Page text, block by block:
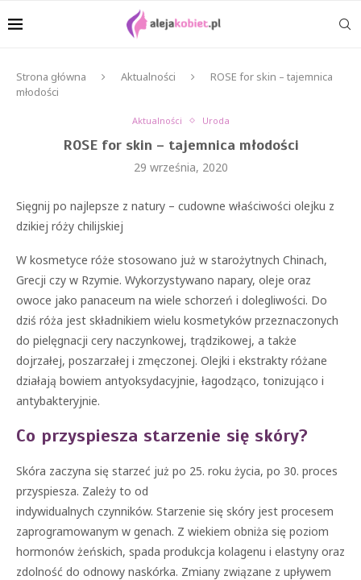
Strona główna Aktualności
ROSE for skin – tajemnica
młodości
Aktualności Uroda
ROSE for skin – tajemnica młodości
29 września, 2020
Sięgnij po najlepsze z natury – cudowne właściwości olejku z
dzikiej róży chilijskiej
W kosmetyce róże stosowano już w starożytnych Chinach,
Grecji czy w Rzymie. Wykorzystywano napary, oleje oraz
owoce jako panaceum na wiele schorzeń i dolegliwości. Do
dziś róża jest składnikiem wielu kosmetyków przeznaczonych
do pielęgnacji cery naczynkowej, trądzikowej, a także
dojrzałej, poszarzałej i zmęczonej. Olejki i ekstrakty różane
działają bowiem antyoksydacyjnie, łagodząco, tonizująco i
antybakteryjnie.
Co przyspiesza starzenie się skóry?
Skóra zaczyna się starzeć już po 25. roku życia, po 30. proces
przyspiesza. Zależy to od
indywidualnych czynników. Starzenie się skóry jest procesem
zaprogramowanym w genach. Z wiekiem obniża się poziom
hormonów żeńskich, spada produkcja kolagenu i elastyny oraz
zdolność do odnowy naskórka. Zmiany związane z upływem